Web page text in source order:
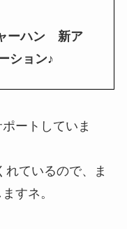
ーハン 新ア
ション♪
ートしていま
れているので、ま
すネ。